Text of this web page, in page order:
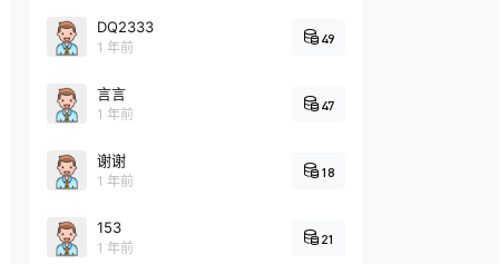
DQ2333
1 年前
49
言言
1 年前
47
谢谢
1 年前
18
153
1 年前
21